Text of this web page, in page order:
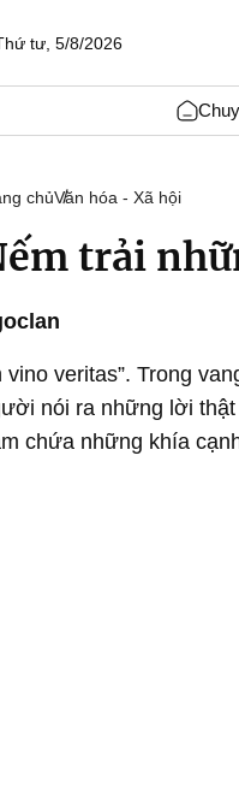
tư, 5/8/2026
chủVăn hóa - Xã hội
trải
vino veritas”. Trong
nói ra những lời
chứa những khía